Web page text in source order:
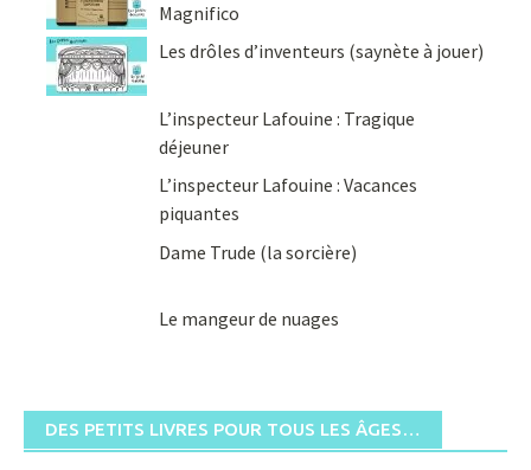
Magnifico
Les drôles d’inventeurs (saynète à jouer)
L’inspecteur Lafouine : Tragique
déjeuner
L’inspecteur Lafouine : Vacances
piquantes
Dame Trude (la sorcière)
Le mangeur de nuages
DES PETITS LIVRES POUR TOUS LES ÂGES…